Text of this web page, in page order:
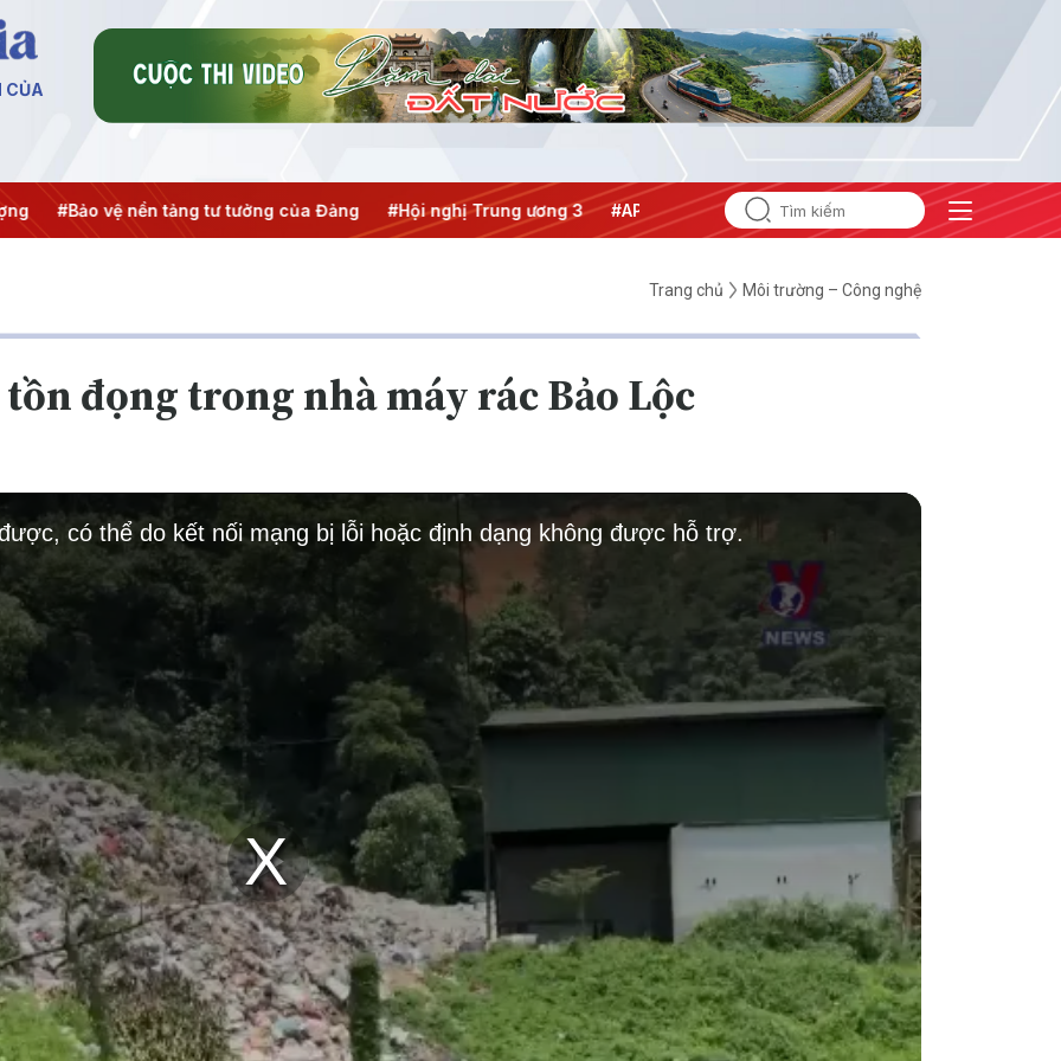
CỦA
vệ nền tảng tư tưởng của Đảng #Hội nghị Trung ương 3 #APEC 2027
Trang chủ Môi trường – Công nghệ
đọng trong nhà máy rác Bảo Lộc
Play
Video
có thể do kết nối mạng bị lỗi hoặc định dạng không được hỗ trợ.